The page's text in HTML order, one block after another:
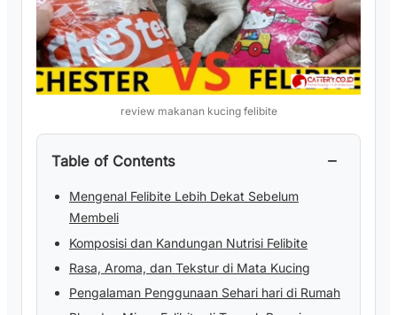
review makanan kucing felibite
Table of Contents −
Mengenal Felibite Lebih Dekat Sebelum
Membeli
Komposisi dan Kandungan Nutrisi Felibite
Rasa, Aroma, dan Tekstur di Mata Kucing
Pengalaman Penggunaan Sehari hari di Rumah